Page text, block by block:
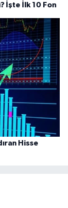
İşte İlk 10 Fon
Hisse